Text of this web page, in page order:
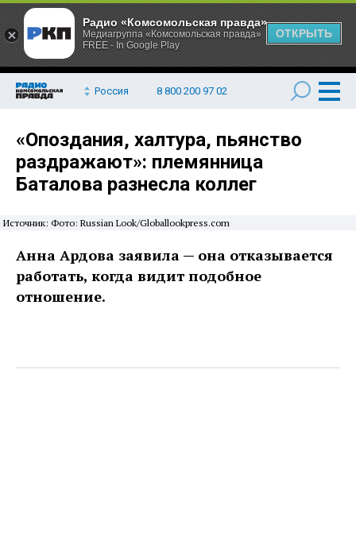
Россия 8 800 200 97 02
«Опоздания, халтура, пьянство
раздражают»: племянница
Баталова разнесла коллег
Источник: Фото: Russian Look/Globallookpress.com
Анна Ардова заявила — она отказывается
работать, когда видит подобное
отношение.
Радио «Комсомольская правда»
Медиагруппа «Комсомольская правда»
FREE - In Google Play
ОТКРЫТЬ